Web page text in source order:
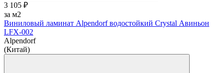
3 105 ₽
за м2
Виниловый ламинат Alpendorf водостойкий Crystal Авиньон
LFX-002
Alpendorf
(Китай)